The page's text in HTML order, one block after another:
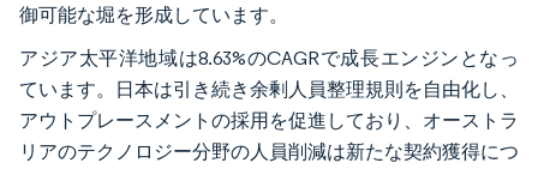
御可能な堀を形成しています。
アジア太平洋地域は8.63%のCAGRで成長エンジンとなっ
ています。日本は引き続き余剰人員整理規則を自由化し、
アウトプレースメントの採用を促進しており、オーストラ
リアのテクノロジー分野の人員削減は新たな契約獲得につ